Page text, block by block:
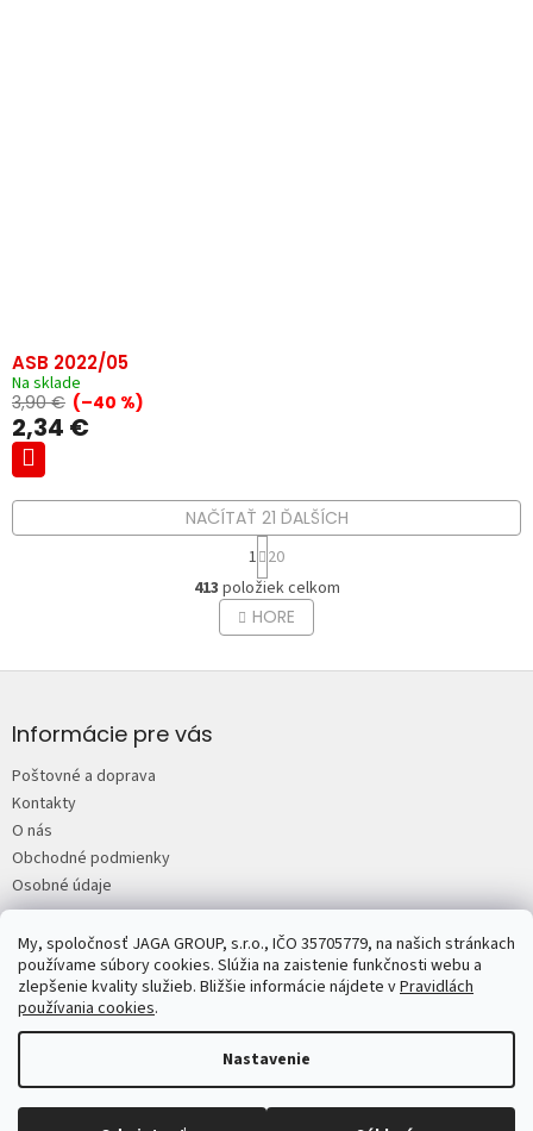
My, spoločnosť JAGA GROUP, s.r.o., IČO 35705779, na našich stránkach
používame súbory cookies. Slúžia na zaistenie funkčnosti webu a
zlepšenie kvality služieb. Bližšie informácie nájdete vPravidlách
používania cookies.
Nastavenie
ASB 2022/05
Na sklade
3,90 € (–40 %)
2,34 €
O
v
l
á
d
v
ý
p
i
s
NAČÍTAŤ 21 ĎALŠÍCH
S
t
r
á
n
o
1 20
413 položiek celkom
HORE
p
e
Informácie pre vás
Poštovné a doprava
Kontakty
O nás
Obchodné podmienky
Osobné údaje
JAGA.sk Predplatné časopisov JAGA Mojdom.sk Urobsisam.sk
Zahrada.sk ASB.sk
. Všetky práva vyhradené.